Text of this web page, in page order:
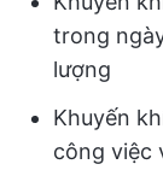
trong
lượng
Khuyến
công việc